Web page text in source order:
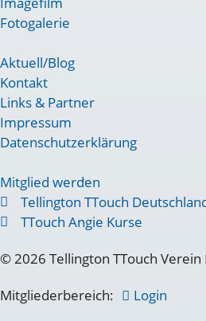
Fotogalerie
Aktuell/Blog
Kontakt
Links & Partner
Impressum
Datenschutzerklärung
Mitglied werden
Tellington TTouch
TTouch Angie Kurse
© 2026 Tellington TTouch Verein
Mitgliederbereich:
Login